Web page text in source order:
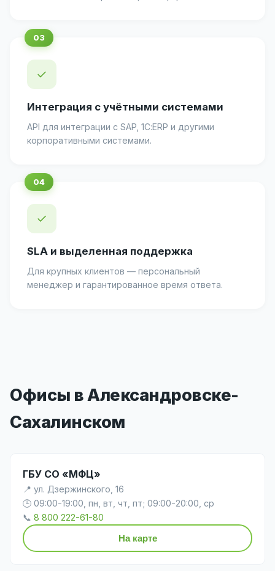
✓
Интеграция с учётными системами
API для интеграции с SAP, 1С:ERP и другими
корпоративными системами.
✓
SLA и выделенная поддержка
Для крупных клиентов — персональный
менеджер и гарантированное время ответа.
Офисы в Александровске-
Сахалинском
ГБУ СО «МФЦ»
📍 ул. Дзержинского, 16
🕒 09:00-19:00, пн, вт, чт, пт; 09:00-20:00, ср
📞 8 800 222-61-80
На карте